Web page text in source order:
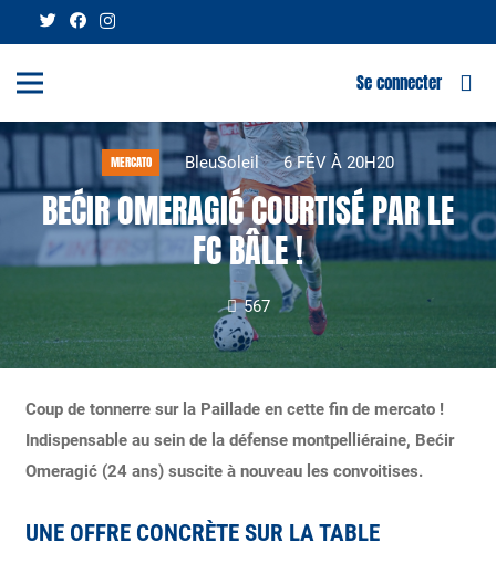
Se connecter
MERCATO BleuSoleil 6 FÉV À 20H20
BEĆIR OMERAGIĆ COURTISÉ PAR LE
FC BÂLE !
567
Coup de tonnerre sur la Paillade en cette fin de mercato !
Indispensable au sein de la défense montpelliéraine, Bećir
Omeragić (24 ans) suscite à nouveau les convoitises.
UNE OFFRE CONCRÈTE SUR LA TABLE